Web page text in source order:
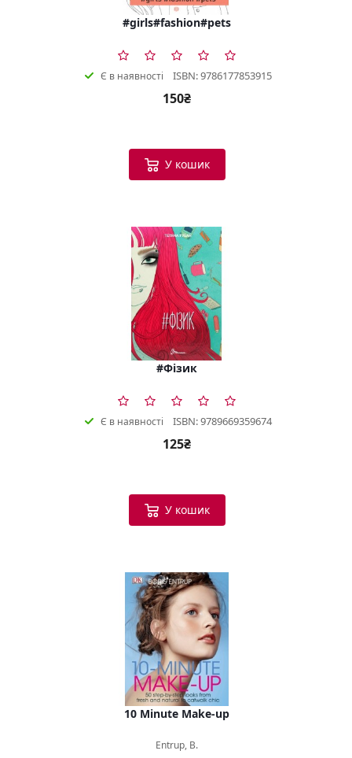
#girls#fashion#pets
Є в наявності ISBN: 9786177853915
150₴
У кошик
#Фізик
Є в наявності ISBN: 9789669359674
125₴
У кошик
10 Minute Make-up
Entrup, B.